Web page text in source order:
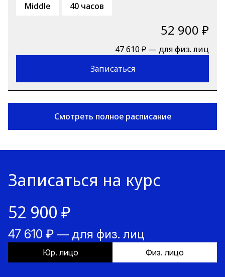
Middle 40 часов
52 900 ₽
47 610 ₽ — для физ. лиц
Записаться
Смотреть полное расписание
Записаться на курс
52 900 ₽
47 610 ₽ — для физ. лиц
Юр. лицо Физ. лицо